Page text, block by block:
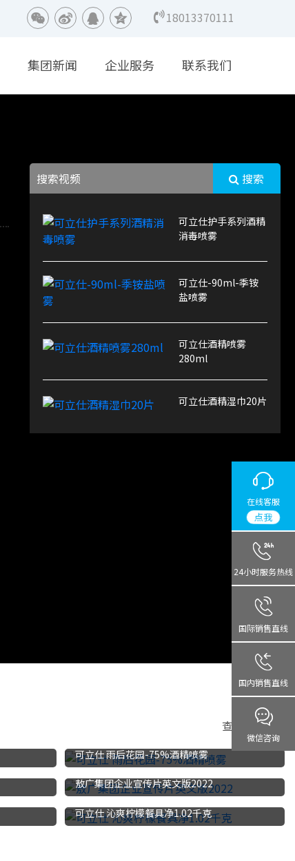
18013370111
集团新闻 企业服务 联系我们
搜索
可立仕护手系列酒精
消毒喷雾
可立仕-90ml-季铵
盐喷雾
可立仕酒精喷雾
280ml
可立仕酒精湿巾20片
查看更多>>>
可立仕 雨后花园-75%酒精喷雾
敖广集团企业宣传片英文版2022
可立仕 沁爽柠檬餐具净1.02千克
在线客服
点我
24小时服务热线
国际销售直线
国内销售直线
微信咨询